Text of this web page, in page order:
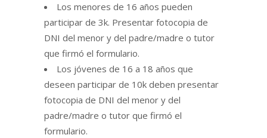
Los menores de 16 años pueden
participar de 3k. Presentar fotocopia de
DNI del menor y del padre/madre o tutor
que firmó el formulario.
Los jóvenes de 16 a 18 años que
deseen participar de 10k deben presentar
fotocopia de DNI del menor y del
padre/madre o tutor que firmó el
formulario.